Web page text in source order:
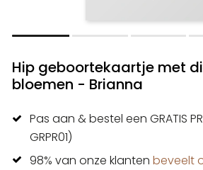
Hip geboortekaartje met
bloemen - Brianna
Pas aan & bestel een GRATIS
GRPR01)
98% van onze klanten beveelt